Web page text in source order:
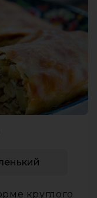
круглого